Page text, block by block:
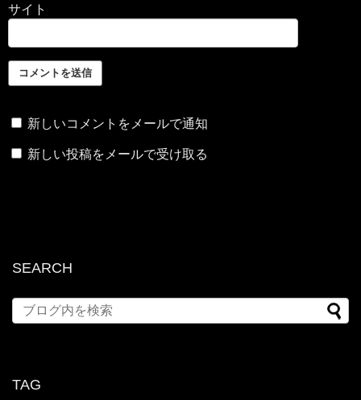
サイト
新しいコメントをメールで通知
新しい投稿をメールで受け取る
SEARCH
TAG